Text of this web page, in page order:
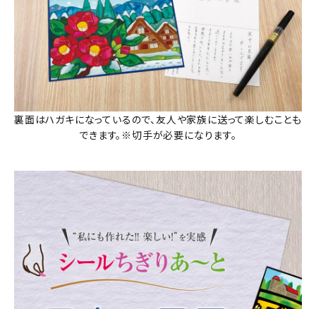
裏面はハガキになっているので、友人や家族に送って楽しむことも
できます。※切手が必要になります。